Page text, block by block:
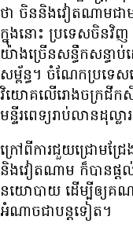
ថា ចិន​និង​វៀតណាម​ជា​ម
ក្នុង​នោះ ​​ប្រទេស​ចិន​វិញ
យ៉ាង​ច្រើន​សន្ធឹកសន្ធាប់​ដ
សម្ព័ន្ធ។ ចំណែក​ប្រទេ
វិយោគ​លើ​រោងចក្រ​ជី​ក
មន្ទីរពេទ្យ​រាប់​លាន​ដុល្លា
ក្រៅ​ពី​ការ​ជួយ​ជ្រោមជ្រែ
និង​វៀតណាម ក៏​បាន​ផ្ដ
នយោបាយ​ ដើម្បី​ឲ្យ​គណ
អំណាច​ជា​បន្ត​ទៀត។